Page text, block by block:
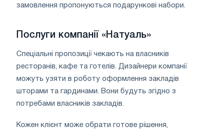
замовлення пропонуються подарункові набори.
Послуги компанії «Натуаль»
Спеціальні пропозиції чекають на власників
ресторанів, кафе та готелів. Дизайнери компанії
можуть узяти в роботу оформлення закладів
шторами та гардинами. Вони будуть згідно з
потребами власників закладів.
Кожен клієнт може обрати готове рішення,